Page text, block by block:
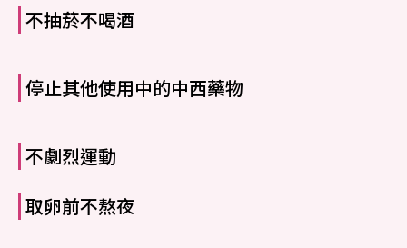
不抽菸不喝酒
停止其他使用中的中西藥物
不劇烈運動
取卵前不熬夜